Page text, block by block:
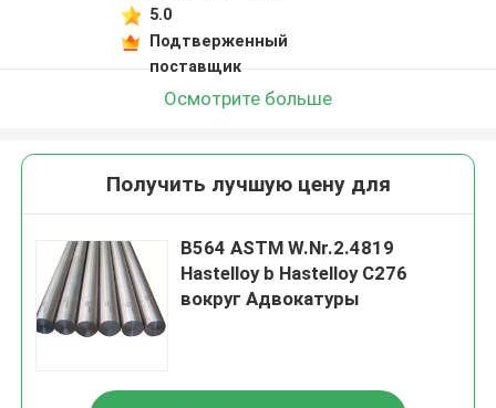
5.0
Подтверженный
поставщик
Осмотрите больше
Получить лучшую цену для
B564 ASTM W.Nr.2.4819
Hastelloy b Hastelloy C276
вокруг Адвокатуры